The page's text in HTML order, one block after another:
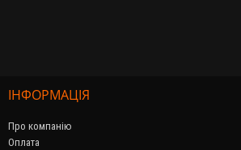
ІНФОРМАЦІЯ
Про компанію
Оплата